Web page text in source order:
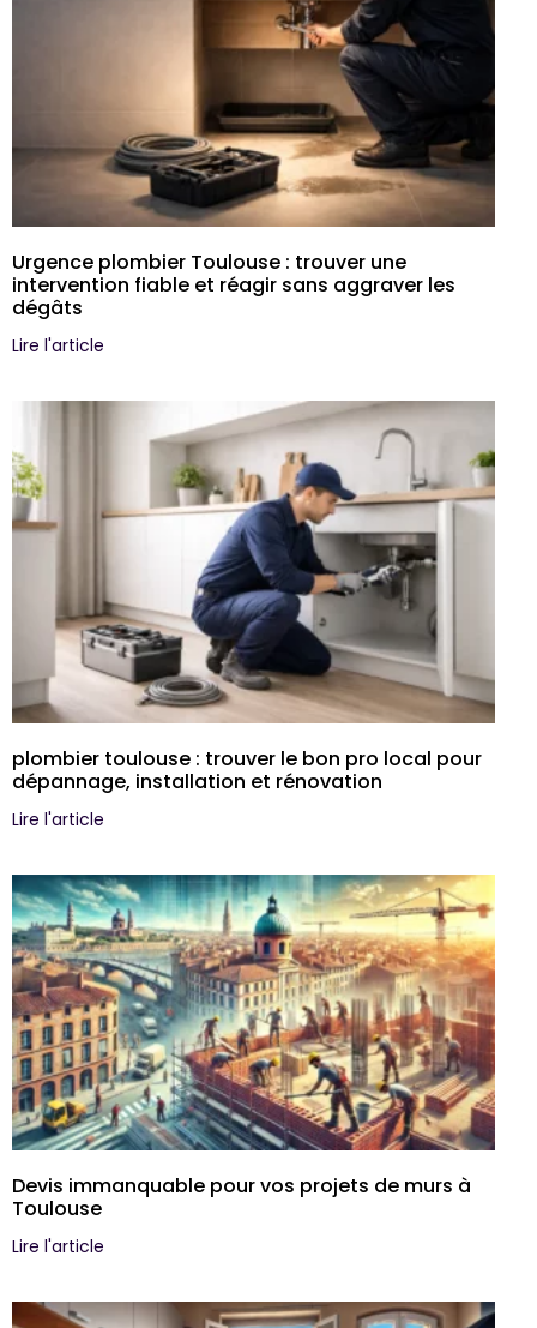
Urgence plombier Toulouse : trouver une
intervention fiable et réagir sans aggraver les
dégâts
Lire l'article
plombier toulouse : trouver le bon pro local pour
dépannage, installation et rénovation
Lire l'article
Devis immanquable pour vos projets de murs à
Toulouse
Lire l'article